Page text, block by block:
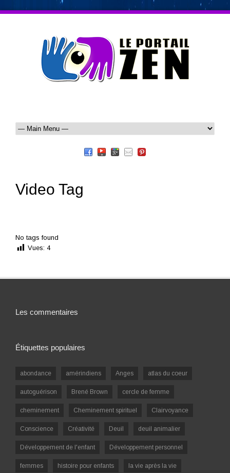
Video Tag
No tags found
Vues: 4
Les commentaires
Étiquettes populaires
abondance amérindiens Anges atlas du coeur
autoguérison Brené Brown cercle de femme
cheminement Cheminement spirituel Clairvoyance
Conscience Créativité Deuil deuil animalier
Développement de l'enfant Développement personnel
femmes histoire pour enfants la vie après la vie